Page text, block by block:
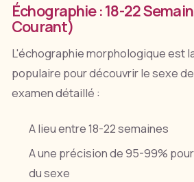
Échographie : 18-22
Courant)
L'échographie morphologique est
populaire pour découvrir le sexe
examen détaillé :
A lieu entre 18-22 semaines
A une précision de 95-99%
du sexe